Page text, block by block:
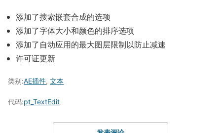
添加了搜索嵌套合成的选项
添加了字体大小和颜色的排序选项
添加了自动应用的最大图层限制以防止减速
许可证更新
类别:AE插件, 文本
代码:pt_TextEdit